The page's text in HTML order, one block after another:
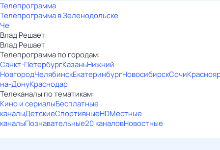
Телепрограмма
Телепрограмма в Зеленодольске
Че
Влад Решает
Влад Решает
Телепрограмма по городам:
Санкт-ПетербургКазаньНижний
НовгородЧелябинскЕкатеринбургНовосибирскСочи
на-ДонуКраснодар
Телеканалы по тематикам:
Кино и сериалыБесплатные
каналыДетскиеСпортивныеHDМестные
каналыПознавательные20 каналовНовостные